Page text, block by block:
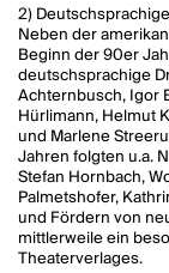
2)
Neben der
Beginn der 90er
deutschsprachige
Achternbusch, Igor
Hürlimann, Helmut
und Marlene
Jahren folgten u.a.
Stefan Hornbach,
Palmetshofer,
und Fördern von
mittlerweile ein
Theaterverlages.